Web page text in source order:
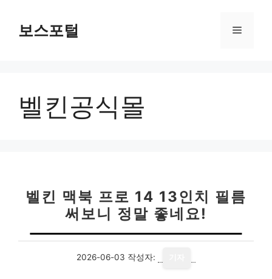
보스포털 메
벨킨공식몰
벨킨 맥북 프로 14 13인치 필름
써보니 정말 좋네요!
2026-06-03 작성자: